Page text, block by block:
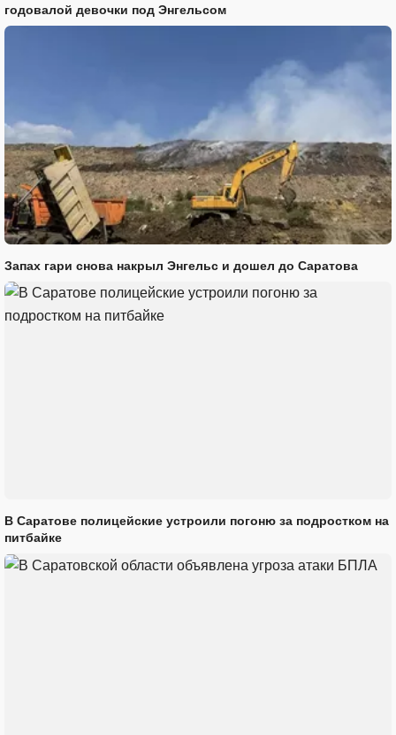
годовалой девочки под Энгельсом
Запах гари снова накрыл Энгельс и дошел до Саратова
В Саратове полицейские устроили погоню за подростком на
питбайке